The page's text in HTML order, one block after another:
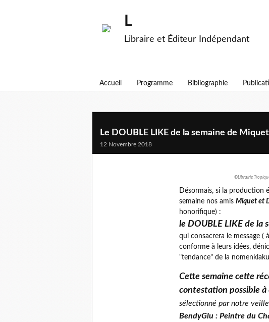
L
Libraire et Éditeur Indépendant
Accueil Programme Bibliographie
Le DOUBLE LIKE de la semaine de
12 Novembre 2018
©Librairie
Désormais, si la production
semaine nos amis Miquet et
honorifique) :
le DOUBLE LIKE de la
qui consacrera le message
conforme à leurs idées,
"tendance" de la
Cette semaine cette
contestation possible à
sélectionné par notre
BendyGlu : Peintre du